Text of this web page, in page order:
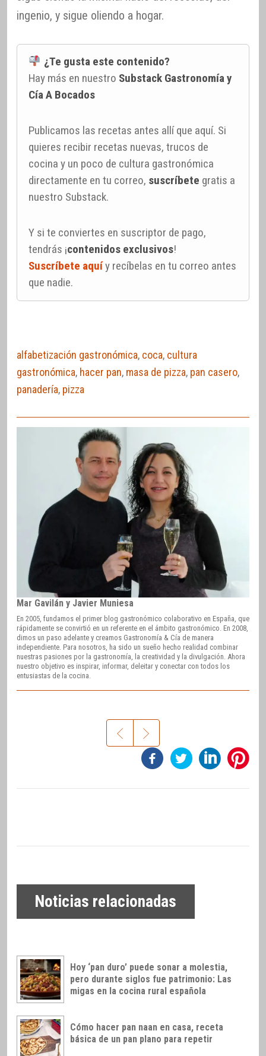
ingenio, y sigue oliendo a hogar.
¿Te gusta este contenido?
Hay más en nuestro Substack Gastronomía y
Cía A Bocados
Publicamos las recetas antes allí que aquí. Si
quieres recibir recetas nuevas, trucos de
cocina y un poco de cultura gastronómica
directamente en tu correo, suscríbete gratis a
nuestro Substack.
Y si te conviertes en suscriptor de pago,
tendrás ¡contenidos exclusivos!
Suscríbete aquíy recíbelas en tu correo antes
que nadie.
alfabetización gastronómica, coca, cultura
gastronómica, hacer pan, masa de pizza, pan casero,
panadería, pizza
Mar Gavilán y Javier Muniesa
En 2005, fundamos el primer blog gastronómico colaborativo en España, que
rápidamente se convirtió en un referente en el ámbito gastronómico. En 2008,
dimos un paso adelante y creamos Gastronomía & Cía de manera
independiente. Para nosotros, ha sido un sueño hecho realidad combinar
nuestras pasiones por la gastronomía, la creatividad y la divulgación. Ahora
nuestro objetivo es inspirar, informar, deleitar y conectar con todos los
entusiastas de la cocina.
Noticias relacionadas
Hoy ‘pan duro’ puede sonar a molestia,
pero durante siglos fue patrimonio: Las
migas en la cocina rural española
Cómo hacer pan naan en casa, receta
básica de un pan plano para repetir